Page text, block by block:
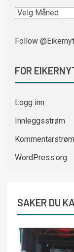
Follow
FOR
Logg inn
Innleggsstrøm
Kommentarstrøm
WordPress.org
SAKER DU